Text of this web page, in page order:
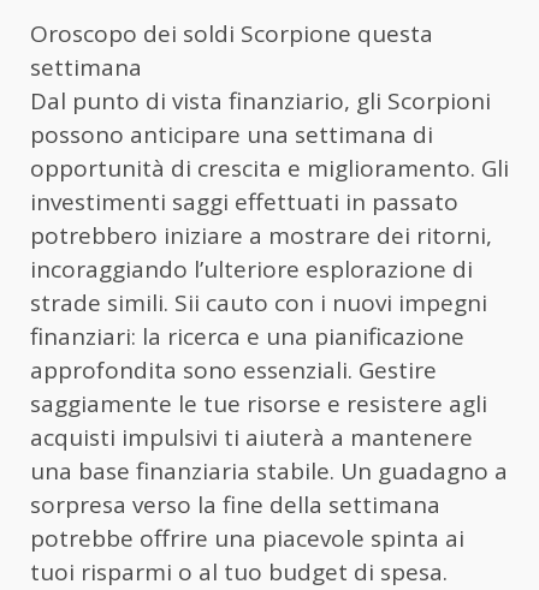
Oroscopo dei soldi Scorpione questa
settimana
Dal punto di vista finanziario, gli Scorpioni
possono anticipare una settimana di
opportunità di crescita e miglioramento. Gli
investimenti saggi effettuati in passato
potrebbero iniziare a mostrare dei ritorni,
incoraggiando l’ulteriore esplorazione di
strade simili. Sii cauto con i nuovi impegni
finanziari: la ricerca e una pianificazione
approfondita sono essenziali. Gestire
saggiamente le tue risorse e resistere agli
acquisti impulsivi ti aiuterà a mantenere
una base finanziaria stabile. Un guadagno a
sorpresa verso la fine della settimana
potrebbe offrire una piacevole spinta ai
tuoi risparmi o al tuo budget di spesa.